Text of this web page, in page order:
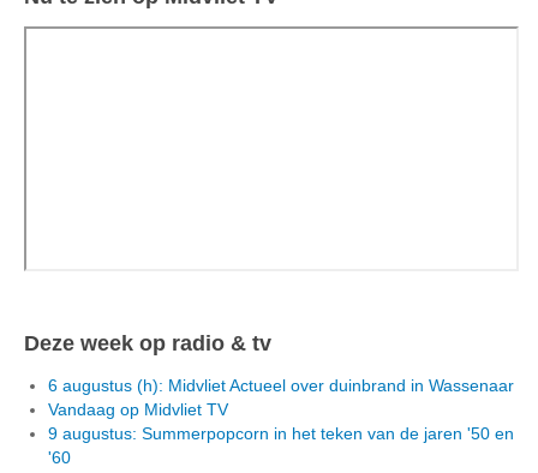
Deze week op radio & tv
6 augustus (h): Midvliet Actueel over duinbrand in Wassenaar
Vandaag op Midvliet TV
9 augustus: Summerpopcorn in het teken van de jaren '50 en
'60